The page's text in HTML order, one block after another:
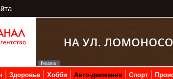
Здоровье Хобби Авто-движение Спорт